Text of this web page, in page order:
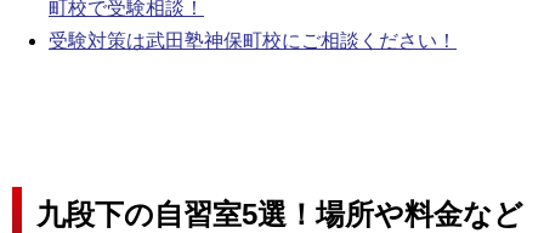
町校で受験相談！
受験対策は武田塾神保町校にご相談ください！
九段下の自習室5選！場所や料金など